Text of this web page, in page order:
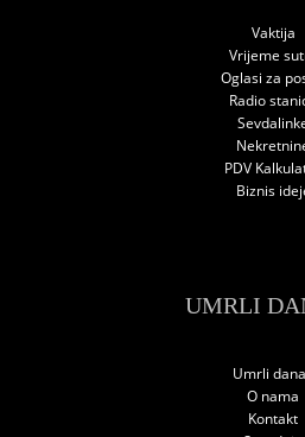
Vaktija
Vrijeme
Oglasi za
Radio
PDV
Biznis
UMRLI
Umrli
O nama
Kontakt